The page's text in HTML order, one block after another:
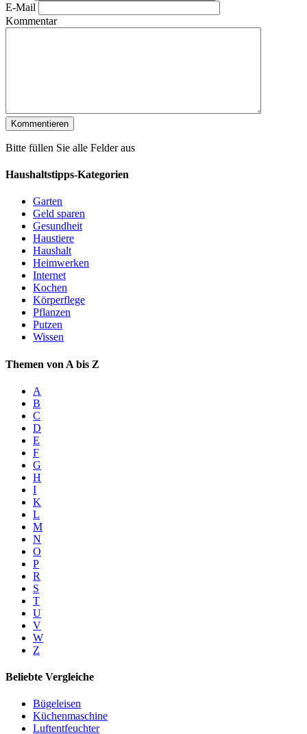
E-Mail
Kommentar
Bitte füllen Sie alle Felder aus
Haushaltstipps-Kategorien
Garten
Geld sparen
Gesundheit
Haustiere
Haushalt
Heimwerken
Internet
Kochen
Körperflege
Pflanzen
Putzen
Wissen
Themen von A bis Z
A
B
C
D
E
F
G
H
I
K
L
M
N
O
P
R
S
T
U
V
W
Z
Beliebte Vergleiche
Bügeleisen
Küchenmaschine
Luftentfeuchter